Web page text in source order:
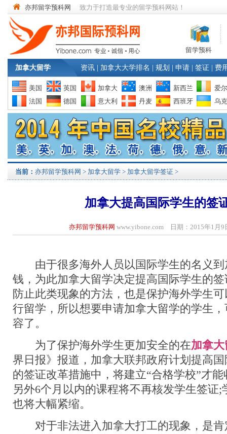
亦邦留学预科网 致力于打造最专业的留学预科网站！
留学预科
加拿大留学 资讯 加拿大大学排名 规划 申请 签证 费
美国 英国 加拿大 澳洲 新西兰
爱
法国
德国 意大利 丹麦 西班牙 乌
当前： 亦邦留学预科网 > 加拿大留学 > 加拿大留学签证 >
加拿大提高国际学生的签
亦邦留学预科网 www.yibone.com 日期：2015年1月
由于很多海外人员以国际学生的名义到
钱，为此加拿大留学决定提高国际学生的
防止此类现象的方法，也是保护海外学生
行留学，所以想要申请加拿大留学的学生
容了。
为了保护海外学生更加安全的在加拿
界日报》报道，加拿大联邦政府计划提高
的签证改革措施中，将建立“合格学校”才
另外6个月以内的课程将不再核发学生签证
也将大幅紧缩。
对于非法进入加拿大打工的现象，是肯